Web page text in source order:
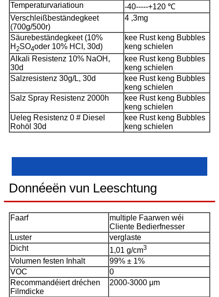
Temperaturvariatioun
-40-----+120 ℃
Verschleißbeständegkeet
(700g/500r)
4 ,3mg
Säurebeständegkeet (10%
H 2SO4oder 10% HCI, 30d)
kee Rust keng Bubbles
keng schielen
Alkali Resistenz 10% NaOH,
30d
kee Rust keng Bubbles
keng schielen
Salzresistenz 30g/L, 30d
kee Rust keng Bubbles
keng schielen
Salz Spray Resistenz 2000h
kee Rust keng Bubbles
keng schielen
Ueleg Resistenz 0 # Diesel
Rohöl 30d
kee Rust keng Bubbles
keng schielen
Donnéeën vun Leeschtung
Faarf
multiple Faarwen wéi
Cliente Bedierfnesser
Luster
verglaste
Dicht
1,01 g/cm3
Volumen festen Inhalt
99% ± 1%
VOC
0
Recommandéiert dréchen
Filmdicke
2000-3000 μm